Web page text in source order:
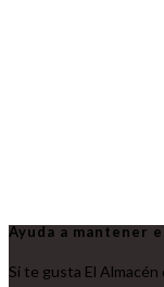
Ayuda a mantener
Si te gusta El